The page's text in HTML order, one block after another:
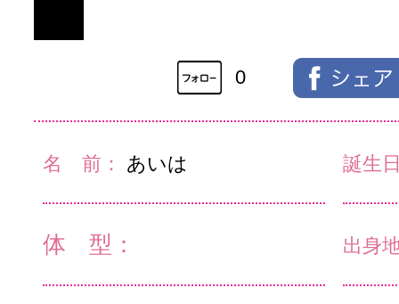
0
名 前： あいは 誕生
体 型： 出身